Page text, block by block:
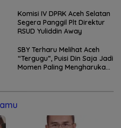
Komisi IV DPRK Aceh Selatan
Segera Panggil Plt Direktur
RSUD Yuliddin Away
SBY Terharu Melihat Aceh
“Tergugu”, Puisi Din Saja Jadi
Momen Paling Mengharukan